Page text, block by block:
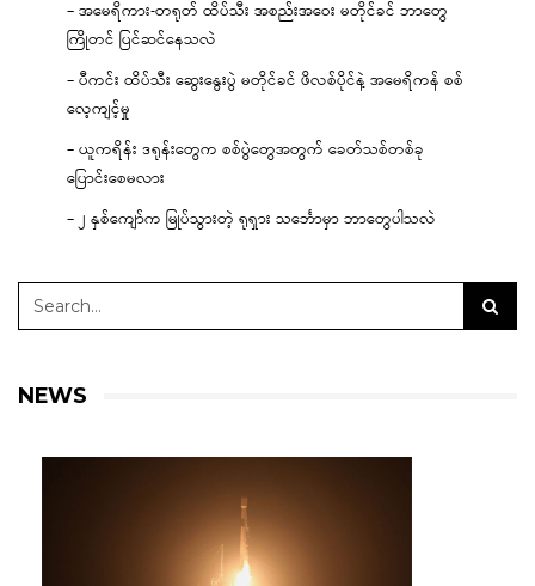
– အမေရိကား-တရုတ် ထိပ်သီး အစည်းအဝေး မတိုင်ခင် ဘာတွေ
ကြိုတင် ပြင်ဆင်နေသလဲ
– ပီကင်း ထိပ်သီး ဆွေးနွေးပွဲ မတိုင်ခင် ဖိလစ်ပိုင်နဲ့ အမေရိကန် စစ်
လေ့ကျင့်မှု
– ယူကရိန်း ဒရုန်းတွေက စစ်ပွဲတွေအတွက် ခေတ်သစ်တစ်ခု
ပြောင်းစေမလား
– ၂ နှစ်ကျော်က မြုပ်သွားတဲ့ ရုရှား သင်္ဘောမှာ ဘာတွေပါသလဲ
NEWS